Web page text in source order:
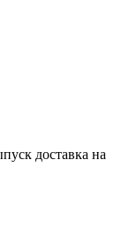
доставка на